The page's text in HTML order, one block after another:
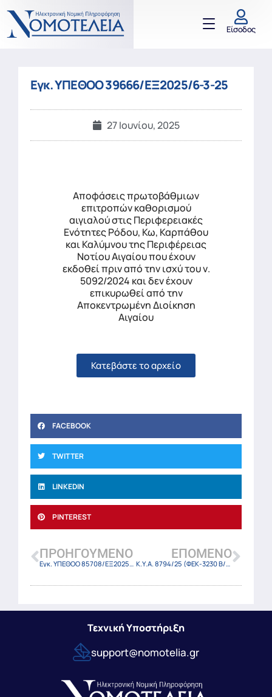
Είσοδος
Εγκ. ΥΠΕΘΟΟ 39666/ΕΞ2025/6-3-25
27 Ιουνίου, 2025
Αποφάσεις πρωτοβάθμιων
επιτροπών καθορισμού
αιγιαλού στις Περιφερειακές
Ενότητες Ρόδου, Κω, Καρπάθου
και Καλύμνου της Περιφέρειας
Νοτίου Αιγαίου που έχουν
εκδοθεί πριν από την ισχύ του ν.
5092/2024 και δεν έχουν
επικυρωθεί από την
Αποκεντρωμένη Διοίκηση
Αιγαίου
Κατεβάστε το αρχείο
FACEBOOK
TWITTER
LINKEDIN
PINTEREST
ΠΡΟΗΓΟΎΜΕΝΟ
Εγκ. ΥΠΕΘΟΟ 85708/ΕΞ2025/19-5-25
ΕΠΌΜΕΝΟ
Κ.Υ.Α. 8794/25 (ΦΕΚ-3230 Β/25-6-25)
Τεχνική Υποστήριξη
support@nomotelia.gr